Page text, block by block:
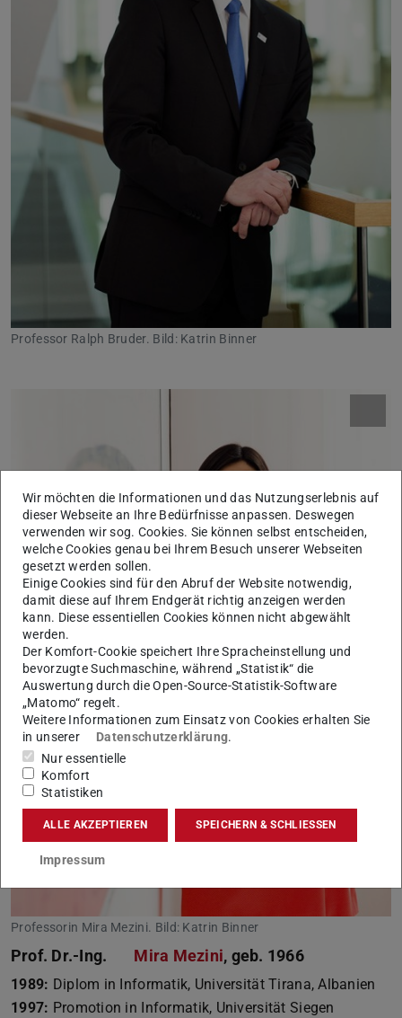
Professor Ralph Bruder. Bild: Katrin Binner
Professorin Mira Mezini. Bild: Katrin Binner
Prof. Dr.-Ing. Mira Mezini, geb. 1966
1989: Diplom in Informatik, Universität Tirana, Albanien
1997: Promotion in Informatik, Universität Siegen
Wir möchten die Informationen und das Nutzungserlebnis auf
dieser Webseite an Ihre Bedürfnisse anpassen. Deswegen
verwenden wir sog. Cookies. Sie können selbst entscheiden,
welche Cookies genau bei Ihrem Besuch unserer Webseiten
gesetzt werden sollen.
Einige Cookies sind für den Abruf der Website notwendig,
damit diese auf Ihrem Endgerät richtig anzeigen werden
kann. Diese essentiellen Cookies können nicht abgewählt
werden.
Der Komfort-Cookie speichert Ihre Spracheinstellung und
bevorzugte Suchmaschine, während „Statistik“ die
Auswertung durch die Open-Source-Statistik-Software
„Matomo“ regelt.
Weitere Informationen zum Einsatz von Cookies erhalten Sie
in unserer
Datenschutzerklärung.
Nur essentielle
Komfort
Statistiken
ALLE AKZEPTIEREN SPEICHERN & SCHLIESSEN
Impressum